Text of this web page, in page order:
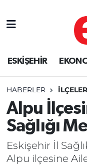
ESKİŞEHİR
HABERLER İLÇELER
Alpu
Sağlığı
Eskişehir İl
Alpu ilçesine